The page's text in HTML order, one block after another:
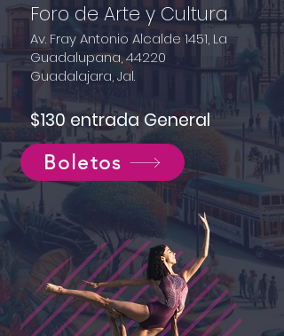
Foro de Arte y Cultura
Av. Fray Antonio Alcalde 1451, La
Guadalupana, 44220
Guadalajara, Jal.
$130 entrada General
Boletos